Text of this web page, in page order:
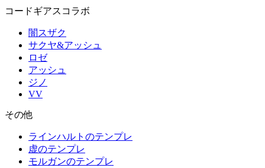
コードギアスコラボ
闇スザク
サクヤ&アッシュ
ロゼ
アッシュ
ジノ
VV
その他
ラインハルトのテンプレ
虚のテンプレ
モルガンのテンプレ